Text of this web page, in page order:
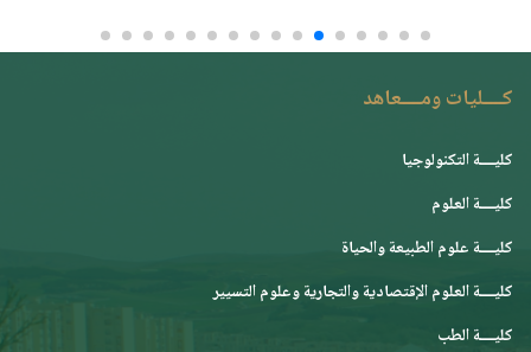
كــــليات ومــــعاهد
كليــــة التكنولوجيا
كليــــة العلوم
كليــــة علوم الطبيعة والحياة
كليــــة العلوم الإقتصادية والتجارية وعلوم التسيير
كليــــة الطب